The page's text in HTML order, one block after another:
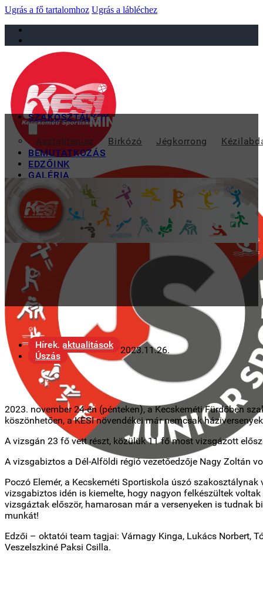
Ugrás a fő tartalomhoz Ugrás a lábléchez
sportiskola@juniorsportkft.hu
SZAKOSZTÁLYOK
Asztalitenisz Birkózó Jégkorrong
BEMUTATKOZÁS
EDZŐINK
GALÉRIA
TAO
KAPCSOLAT
MINIMUMVIZSGÁT
Hírek, aktualitások
Úszás
2023.11.26.
2023. november 24-én (pénteken), a Kecskeméti Fürdőben
köszönhetően, a KESI növendékei már nemcsak
A vizsgán 23 fő vett részt, közülük 11 fő most vizsgázott
A vizsgabiztos a Dél-Alföldi régió vezetőedzője Nagy Zoltán
Poczó Elemér, a Kecskeméti Sportiskola úszó
vizsgabiztos idén is kiemelte, hogy nagyon felkészültek
vizsgáztak először, hamarosan már a versenyeken is tudnak
munkát!
Edzői – oktatói team tagjai: Várnagy Kinga, Lukács Norbert,
Veszelszkiné Paksi Csilla.